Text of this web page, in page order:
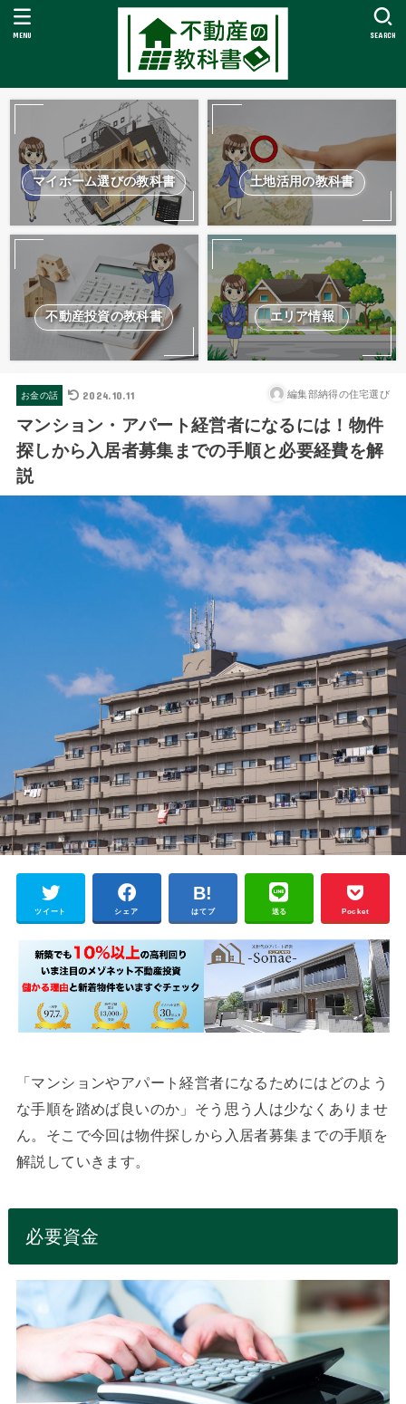
SEARCH
MENU
マイホーム選びの教科書 土地活用の教科書
不動産投資の教科書 エリア情報
お金の話 2024.10.11 編集部納得の住宅選び
マンション・アパート経営者になるには！物件
探しから入居者募集までの手順と必要経費を解
説
ツイート シェア はてブ 送る Pocket
「マンションやアパート経営者になるためにはどのよう
な手順を踏めば良いのか」そう思う人は少なくありませ
ん。そこで今回は物件探しから入居者募集までの手順を
解説していきます。
必要資金